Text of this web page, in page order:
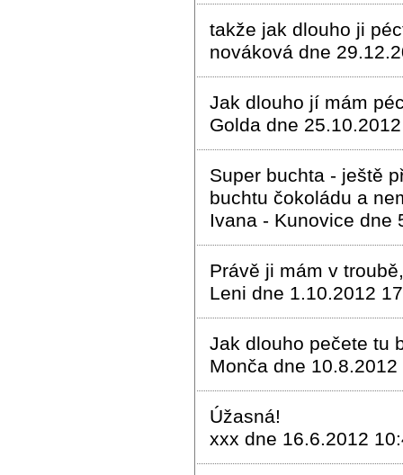
takže jak dlouho ji
nováková dne
Jak dlouho jí mám
Golda dne
Super buchta - ještě
buchtu čokoládu a
Ivana - Kunovice dne
Právě ji mám v
Leni dne 1.10.2012
Jak dlouho pečete tu
Monča dne
Úžasná!
xxx dne 16.6.2012